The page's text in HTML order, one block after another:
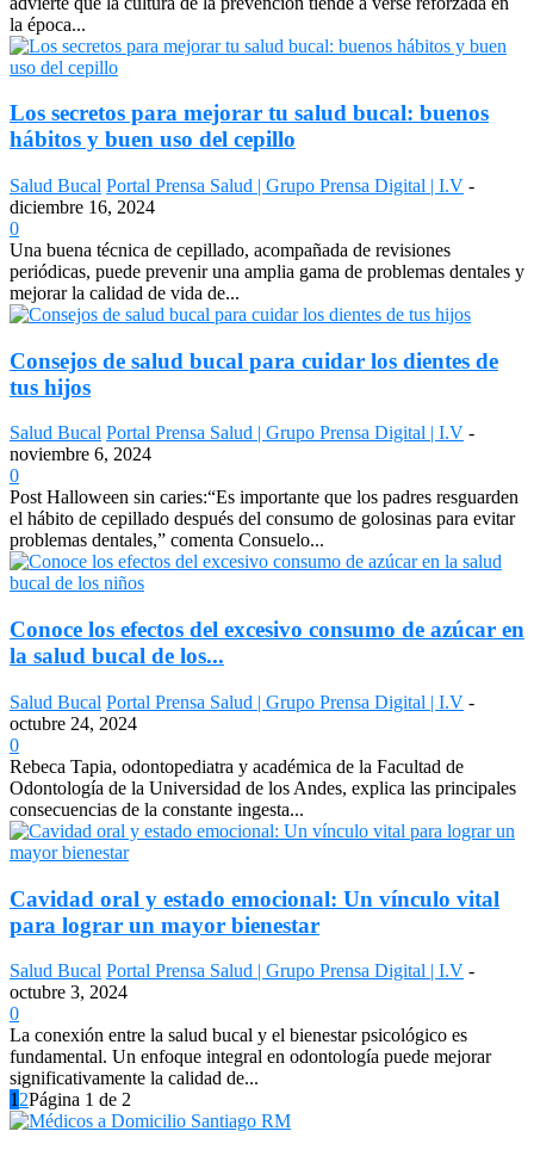
la época...
Los secretos para mejorar tu salud bucal: buenos
hábitos y buen uso del cepillo
Salud Bucal Portal Prensa Salud | Grupo Prensa Digital | I.V -
diciembre 16, 2024
0
Una buena técnica de cepillado, acompañada de revisiones
periódicas, puede prevenir una amplia gama de problemas dentales y
mejorar la calidad de vida de...
Consejos de salud bucal para cuidar los dientes de
tus hijos
Salud Bucal Portal Prensa Salud | Grupo Prensa Digital | I.V -
noviembre 6, 2024
0
Post Halloween sin caries:“Es importante que los padres resguarden
el hábito de cepillado después del consumo de golosinas para evitar
problemas dentales,” comenta Consuelo...
Conoce los efectos del excesivo consumo de azúcar en
la salud bucal de los...
Salud Bucal Portal Prensa Salud | Grupo Prensa Digital | I.V -
octubre 24, 2024
0
Rebeca Tapia, odontopediatra y académica de la Facultad de
Odontología de la Universidad de los Andes, explica las principales
consecuencias de la constante ingesta...
Cavidad oral y estado emocional: Un vínculo vital
para lograr un mayor bienestar
Salud Bucal Portal Prensa Salud | Grupo Prensa Digital | I.V -
octubre 3, 2024
0
La conexión entre la salud bucal y el bienestar psicológico es
fundamental. Un enfoque integral en odontología puede mejorar
significativamente la calidad de...
1 2Página 1 de 2